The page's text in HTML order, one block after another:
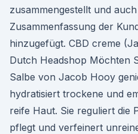
zusammengestellt und
Zusammenfassung der
hinzugefügt. CBD creme
Dutch Headshop Möchten
Salbe von Jacob Hooy
hydratisiert trockene und
reife Haut. Sie reguliert die
pflegt und verfeinert